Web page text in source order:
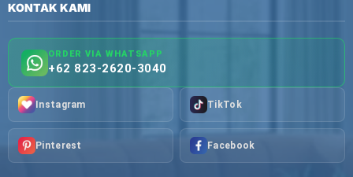
KONTAK KAMI
ORDER VIA WHATSAPP
+62 823-2620-3040
Instagram TikTok
Pinterest Facebook